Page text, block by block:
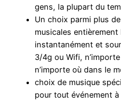
gens, la plupart du
Un choix parmi plus
musicales
instantanément et
3/4g ou Wifi,
n’importe où dans le
choix de musique
pour tout événement à